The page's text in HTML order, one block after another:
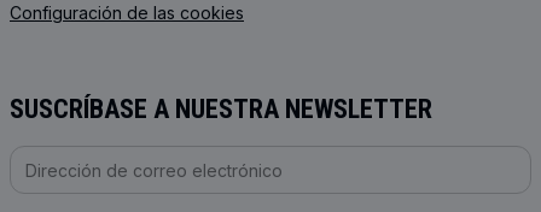
Configuración de las cookies
SUSCRÍBASE A NUESTRA NEWSLETTER